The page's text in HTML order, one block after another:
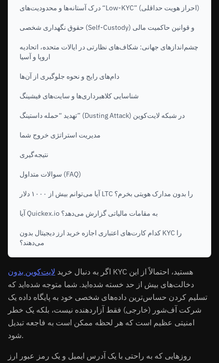
درک آستانه‌ها و محدودیت‌های “Low-KYC” (احراز هویت حداقلی)
حقوق نگهداری شخصی (Self-Custody) و قوانین حاکمیت مالی
چشم‌اندازهای جهانی: شکاف‌های نظارتی در ایالات متحده، اتحادیه
اروپا و آسیا
دام‌های رایج و نحوه جلوگیری از آن‌ها
شناسایی کلاهبرداری‌ها و سایت‌های فیشینگ
تهدید “حمله داستینگ” (Dusting Attack) در شبکه لایت‌کوین
مدیریت استراتژی خروج شما
نتیجه‌گیری
سوالات متداول (FAQ)
آیا می‌توانم بیش از ۱۰۰۰ دلار LTC را بدون مدارک هویتی بخرم؟
آیا Quickex.io به مقامات مالیاتی گزارش می‌دهد؟
کدام کارت‌های اعتباری اجازه خرید ارز دیجیتال بدون KYC را
می‌دهند؟
اگر به دنبال خرید لایت‌کوین بدون
KYC هستید، احتمالاً از این
دخالت‌های بیش از حد خسته شده‌اید. شما متوجه شده‌اید که
تسلیم کردن حساس‌ترین داده‌های شخصی خود به پایگاه داده یک
شرکت آف‌شور (خارجی) فقط آزاردهنده نیست، بلکه یک خطر
امنیتی عظیم است که هر لحظه ممکن است به فاجعه تبدیل
شود.
روزهایی که به راحتی با یک آدرس ایمیل و یک رمز عبور ارز